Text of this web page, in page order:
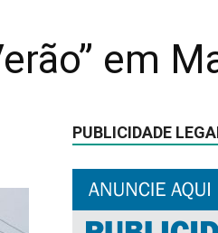
em
PUBLICIDADE